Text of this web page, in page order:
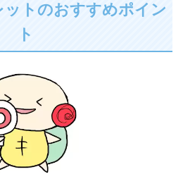
ットのおすすめポイン
ト